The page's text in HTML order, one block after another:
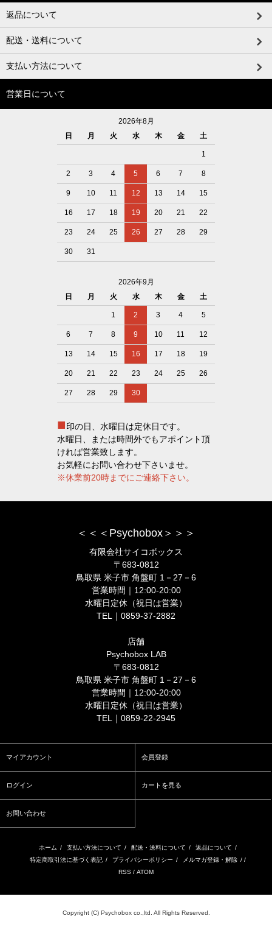
返品について
配送・送料について
支払い方法について
営業日について
2026年8月
日
月 火 水 木 金 土
1
2 3 4 5 6 7 8
9 10 11 12 13 14 15
16 17 18 19 20 21 22
23 24 25 26 27 28 29
30 31
2026年9月
日
月 火 水 木 金 土
1 2 3 4 5
6 7 8 9 10 11 12
13 14 15 16 17 18 19
20 21 22 23 24 25 26
27 28 29 30
■印の日、水曜日は定休日です。
水曜日、または時間外でもアポイント頂
ければ営業致します。
お気軽にお問い合わせ下さいませ。
※休業前20時までにご連絡下さい。
＜＜＜Psychobox＞＞＞
有限会社サイコボックス
〒683-0812
鳥取県 米子市 角盤町 1－27－6
営業時間｜12:00-20:00
水曜日定休（祝日は営業）
TEL｜0859-37-2882
店舗
Psychobox LAB
〒683-0812
鳥取県 米子市 角盤町 1－27－6
営業時間｜12:00-20:00
水曜日定休（祝日は営業）
TEL｜0859-22-2945
マイアカウント 会員登録
ログイン カートを見る
お問い合わせ
ホーム / 支払い方法について / 配送・送料について / 返品について /
特定商取引法に基づく表記 / プライバシーポリシー / メルマガ登録・解除 / /
RSS / ATOM
Copyright (C) Psychobox co.,ltd. All Rights Reserved.